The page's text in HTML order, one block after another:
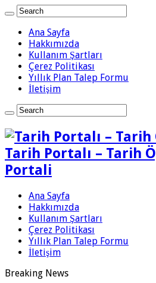
Ana Sayfa
Hakkımızda
Kullanım Şartları
Çerez Politikası
Yıllık Plan Talep Formu
İletişim
Tarih Portalı – Tarih
Portali
Ana Sayfa
Hakkımızda
Kullanım Şartları
Çerez Politikası
Yıllık Plan Talep Formu
İletişim
Breaking News